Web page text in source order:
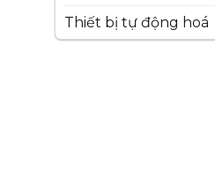
Thiết bị tự động hoá